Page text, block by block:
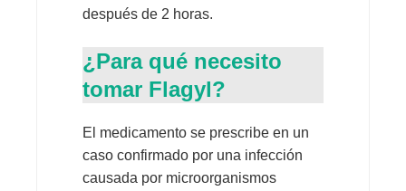
después de 2 horas.
¿Para qué necesito
tomar Flagyl?
El medicamento se prescribe en un
caso confirmado por una infección
causada por microorganismos